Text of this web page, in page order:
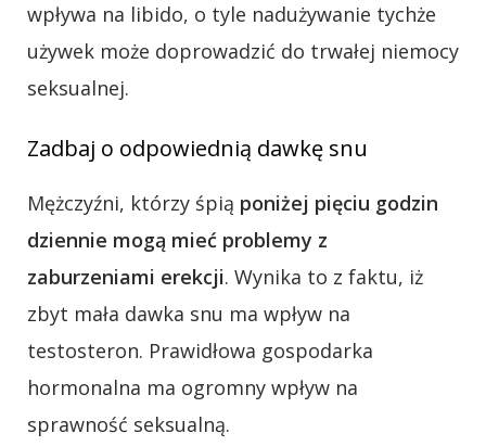
wpływa na libido, o tyle nadużywanie tychże
używek może doprowadzić do trwałej niemocy
seksualnej.
Zadbaj o odpowiednią dawkę snu
Mężczyźni, którzy śpią poniżej pięciu godzin
dziennie mogą mieć problemy z
zaburzeniami erekcji. Wynika to z faktu, iż
zbyt mała dawka snu ma wpływ na
testosteron. Prawidłowa gospodarka
hormonalna ma ogromny wpływ na
sprawność seksualną.